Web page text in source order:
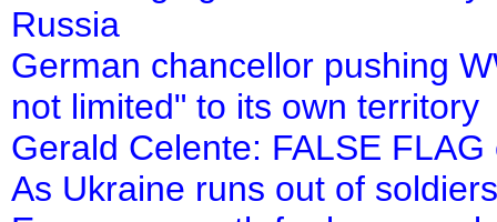
Russia
German chancellor pushing
not limited" to its own territory
Gerald Celente: FALSE
As Ukraine runs out of